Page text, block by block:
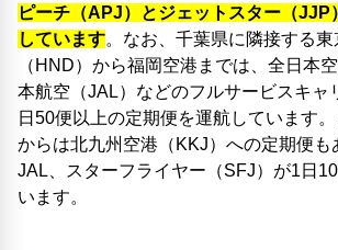
ピーチ（APJ）とジェットスター（JJP
しています。なお、千葉県に隣接する
（HND）から福岡空港までは、全日本
本航空（JAL）などのフルサービスキャ
日50便以上の定期便を運航しています
からは北九州空港（KKJ）への定期便も
JAL、スターフライヤー（SFJ）が1日
います。